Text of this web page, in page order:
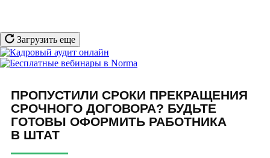
Загрузить еще
ПРОПУСТИЛИ СРОКИ ПРЕКРАЩЕНИЯ
СРОЧНОГО ДОГОВОРА? БУДЬТЕ
ГОТОВЫ ОФОРМИТЬ РАБОТНИКА
В ШТАТ